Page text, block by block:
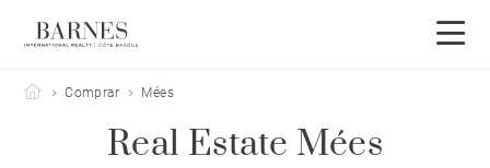
Barnes Côte Basque
Comprar Mées
Real Estate Mées